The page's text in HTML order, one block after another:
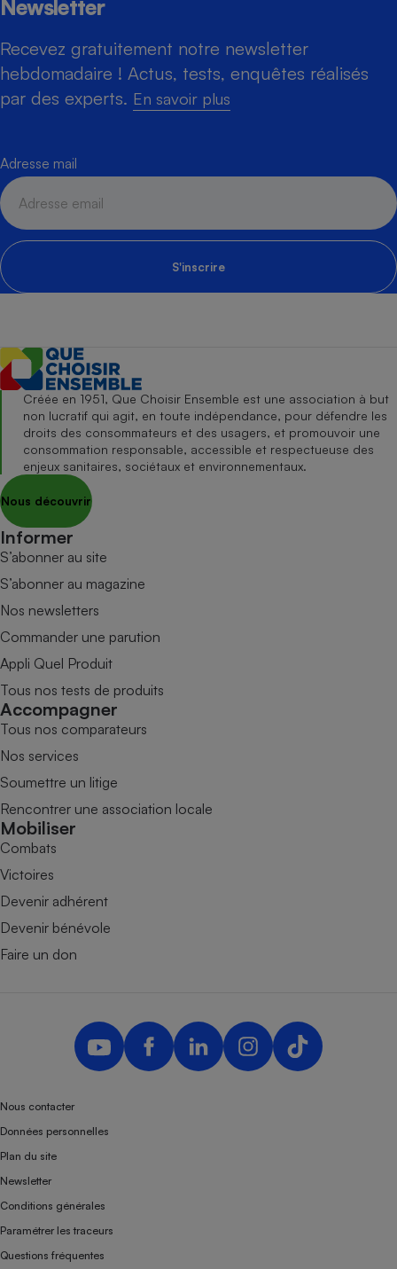
Newsletter
Recevez gratuitement notre newsletter
hebdomadaire ! Actus, tests, enquêtes réalisés
par des experts. En savoir plus
Adresse mail
S'inscrire
Créée en 1951, Que Choisir Ensemble est une association à but
non lucratif qui agit, en toute indépendance, pour défendre les
droits des consommateurs et des usagers, et promouvoir une
consommation responsable, accessible et respectueuse des
enjeux sanitaires, sociétaux et environnementaux.
Nous découvrir
Informer
S’abonner au site
S’abonner au magazine
Nos newsletters
Commander une parution
Appli Quel Produit
Tous nos tests de produits
Accompagner
Tous nos comparateurs
Nos services
Soumettre un litige
Rencontrer une association locale
Mobiliser
Combats
Victoires
Devenir adhérent
Devenir bénévole
Faire un don
Nous contacter
Données personnelles
Plan du site
Newsletter
Conditions générales
Paramétrer les traceurs
Questions fréquentes